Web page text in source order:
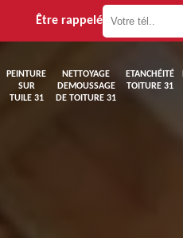
Être rappelé
PEINTURE
SUR
TUILE 31
NETTOYAGE
DEMOUSSAGE
DE TOITURE 31
ETANCHÉITÉ
TOITURE 31